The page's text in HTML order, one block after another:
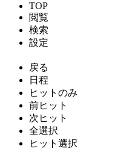
TOP
閲覧
検索
設定
戻る
日程
ヒットのみ
前ヒット
次ヒット
全選択
ヒット選択